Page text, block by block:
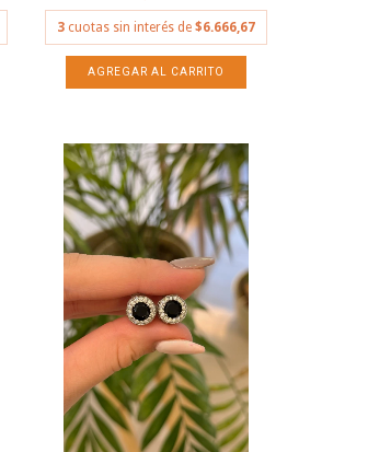
3 cuotas sin interés de $6.666,67